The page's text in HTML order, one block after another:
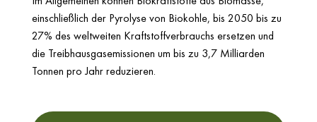
einschließlich der Pyrolyse von Biokohle, bis 2050 bis zu
27% des weltweiten Kraftstoffverbrauchs ersetzen und
die Treibhausgasemissionen um bis zu 3,7 Milliarden
Tonnen pro Jahr reduzieren.